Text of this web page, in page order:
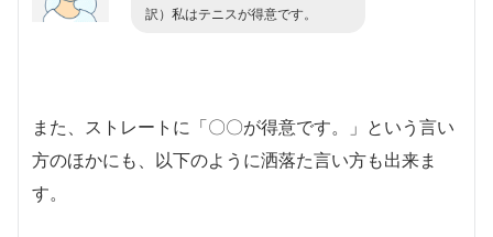
訳）私はテニスが得意です。
また、ストレートに「〇〇が得意です。」という言い
方のほかにも、以下のように洒落た言い方も出来ま
す。